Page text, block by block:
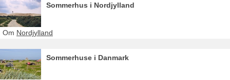
Sommerhus i Nordjylland
Om Nordjylland
Sommerhuse i Danmark